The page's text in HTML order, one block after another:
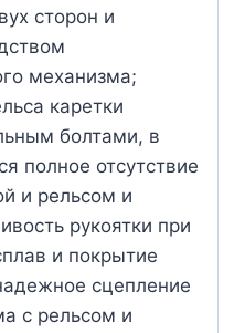
сторон и
механизма;
каретки
болтами, в
полное отсутствие
и рельсом и
рукоятки при
и покрытие
сцепление
с рельсом и